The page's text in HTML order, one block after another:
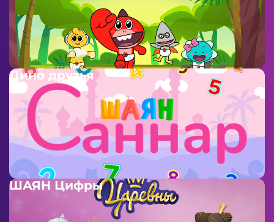
Дино друзья
ШАЯН Цифры